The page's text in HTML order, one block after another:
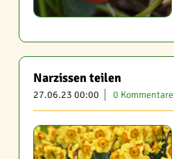
Narzissen teilen
27.06.23 00:00 0 Kommentare